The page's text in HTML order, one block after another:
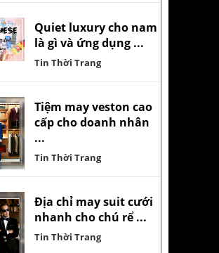
Quiet luxury cho nam
là gì và ứng dụng ...
Tin Thời Trang
Tiệm may veston cao
cấp cho doanh nhân
...
Tin Thời Trang
Địa chỉ may suit cưới
nhanh cho chú rể ...
Tin Thời Trang